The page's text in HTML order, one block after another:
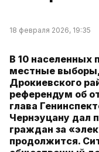
18 февраля 2026, 19:35
В 10 населенных
местные
Дрокиевского
референдум об
глава
Чернэуцану дал
граждан за
продолжится.